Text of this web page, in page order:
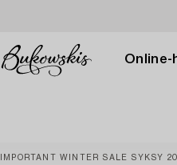
Online-
IMPORTANT WINTER SALE SYKSY